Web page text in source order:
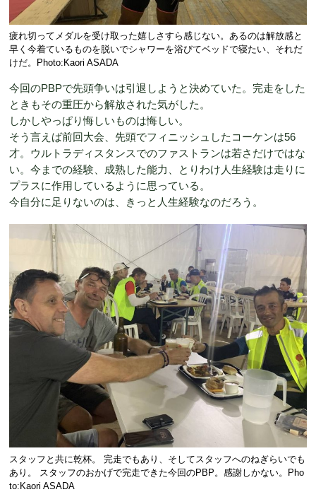
疲れ切ってメダルを受け取った嬉しさすら感じない。あるのは解放感と
早く今着ているものを脱いでシャワーを浴びてベッドで寝たい、それだ
けだ。Photo:Kaori ASADA
今回のPBPで先頭争いは引退しようと決めていた。完走をした
ときもその重圧から解放された気がした。
しかしやっぱり悔しいものは悔しい。
そう言えば前回大会、先頭でフィニッシュしたコーケンは56
才。ウルトラディスタンスでのファストランは若さだけではな
い。今までの経験、成熟した能力、とりわけ人生経験は走りに
プラスに作用しているように思っている。
今自分に足りないのは、きっと人生経験なのだろう。
スタッフと共に乾杯。 完走でもあり、そしてスタッフへのねぎらいでも
あり。 スタッフのおかげで完走できた今回のPBP。感謝しかない。Pho
to:Kaori ASADA